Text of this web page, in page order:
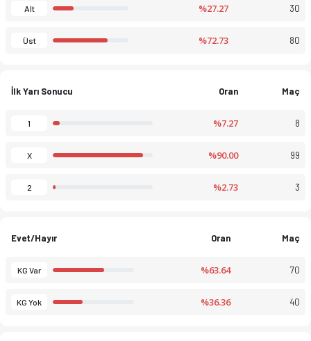
Alt %27.27 30
Üst %72.73 80
İlk Yarı Sonucu Oran Maç
1 %7.27 8
X %90.00 99
2 %2.73 3
Evet/Hayır Oran Maç
KG Var %63.64 70
KG Yok %36.36 40